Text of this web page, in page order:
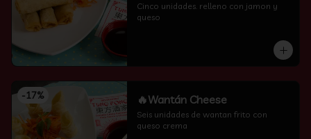
Cinco unidades. relleno con jamon y
queso
-17% 🔥Wantán Cheese
Seis unidades de wantan frito con
queso crema